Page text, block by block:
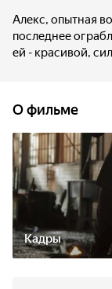
Алекс, опытная
последнее
ей - красивой,
международному
ценное, чем
единственный
быстрее
О фильме
Кадры